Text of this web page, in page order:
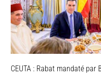
CEUTA : Rabat mandaté par